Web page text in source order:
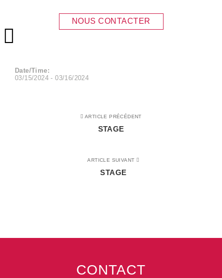
Menu principal
NOUS CONTACTER
STAGE
Date/Time:
03/15/2024 - 03/16/2024
ARTICLE PRÉCÉDENT
STAGE
ARTICLE SUIVANT
STAGE
CONTACT